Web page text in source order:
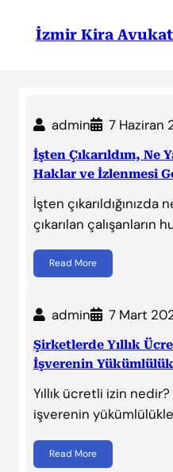
İzmir Kira
admin 7 Haziran
İşten Çıkarıldım, Ne
Haklar ve İzlenmesi
İşten çıkarıldığınızda
çıkarılan çalışanların
Read More
admin 7 Mart
Şirketlerde Yıllık
İşverenin
Yıllık ücretli izin
işverenin
Read More